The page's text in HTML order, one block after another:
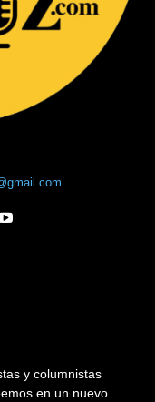
y columnistas
en un nuevo